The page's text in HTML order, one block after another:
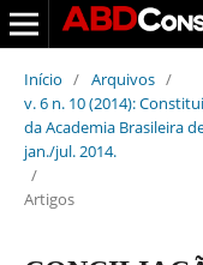
Início / Arquivos /
v. 6 n. 10 (2014):
da Academia Brasileira
jan./jul. 2014.
/
Artigos